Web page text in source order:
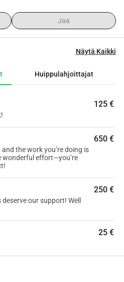
valon puute tarkoittaa, että
auringonlaskun jälkeen. Lapset
ovat rajalliset.
haitallisia.
on:
kotitalouksille syrjäisissä
aurinkoenergian käytöstä ja
parantamiseen
lapsille?
edelleen öljy- tai
hengittävät haitallisia
Nämä lamput ovat
myös
eivät voi liikkua
tarjoamme heille turvallisen ja
Jaa
Näytä Kaikki
Huippulahjoittajat
125 €
650 €
the work you’re doing is
wonderful effort—you’re
250 €
our support! Well
25 €